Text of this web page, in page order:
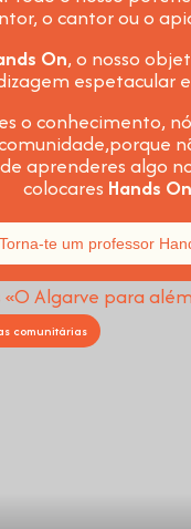
o cantor ou o
On, o nosso
espetacular
o conhecimento,
porque
aprenderes algo
colocares Hands On
Torna-te um professor
comunitárias